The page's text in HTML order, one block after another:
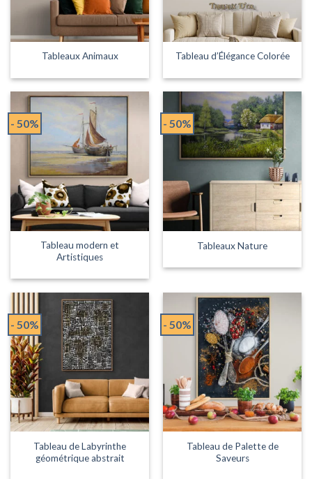
Tableaux Animaux Tableau d’Élégance Colorée
- 50%
Tableau modern et
Artistiques
- 50%
Tableaux Nature
- 50%
Tableau de Labyrinthe
géométrique abstrait
- 50%
Tableau de Palette de
Saveurs